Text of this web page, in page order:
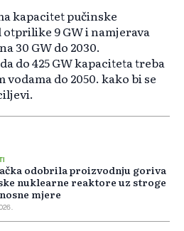
kapacitet pučinske
9 GW i namjerava
30 GW do 2030.
do 425 GW kapaciteta treba
do 2050. kako bi se
odobrila proizvodnju goriva
nuklearne reaktore uz stroge
mjere